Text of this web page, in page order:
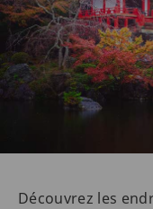
Découvrez les